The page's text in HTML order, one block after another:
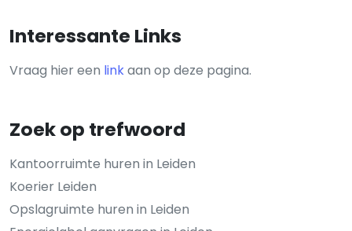
Interessante Links
Vraag hier een linkaan op deze pagina.
Zoek op trefwoord
Kantoorruimte huren in Leiden
Koerier Leiden
Opslagruimte huren in Leiden